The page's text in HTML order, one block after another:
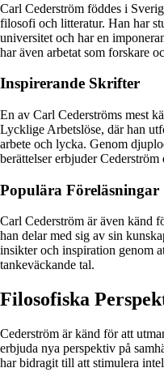
Carl Cederström föddes i
filosofi och litteratur. Han har
universitet och har en
har även arbetat som forskare
Inspirerande Skrifter
En av Carl Cederströms mest
Lycklige Arbetslöse, där han
arbete och lycka. Genom
berättelser erbjuder
Populära Föreläsningar
Carl Cederström är även känd
han delar med sig av sin
insikter och inspiration genom
tankeväckande tal.
Filosofiska
Cederström är känd för att
erbjuda nya perspektiv på
har bidragit till att stimulera